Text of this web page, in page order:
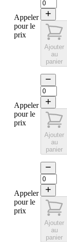
Appeler
pour le
prix
Ajouter
au
panier
Appeler
pour le
prix
Ajouter
au
panier
Appeler
pour le
prix
Ajouter
au
panier